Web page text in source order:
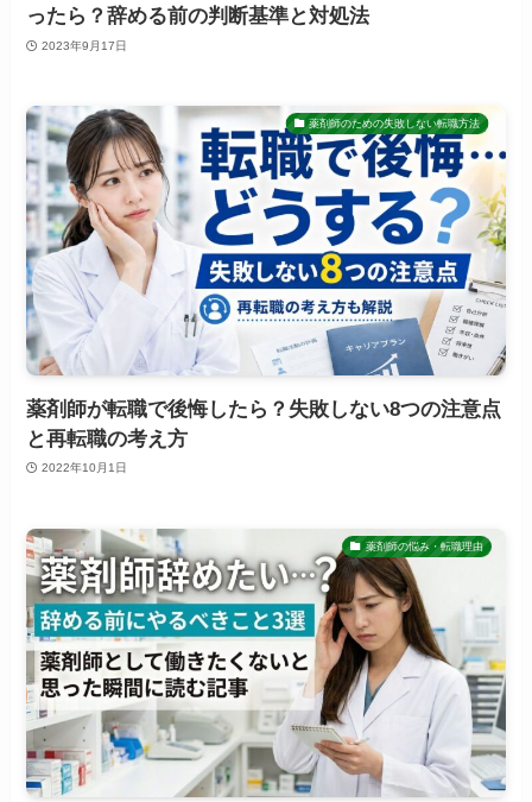
ったら？辞める前の判断基準と対処法
2023年9月17日
薬剤師のための失敗しない転職方法
薬剤師が転職で後悔したら？失敗しない8つの注意点
と再転職の考え方
2022年10月1日
薬剤師の悩み・転職理由